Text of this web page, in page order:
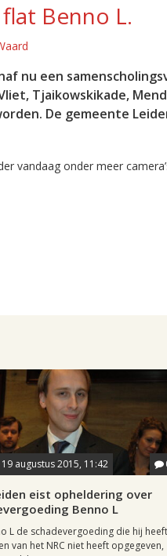
Benno L.
nu een
Tjaikowskikade,
De gemeente
vandaag onder meer
augustus 2015, 11:42
eist opheldering over
Benno L
L de schadevergoeding die hij heeft
van het NRC niet heeft opgegeven,